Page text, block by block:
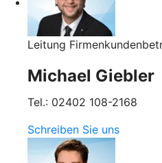
Leitung
Michael Giebler
Tel.: 02402 108-2168
Schreiben Sie uns